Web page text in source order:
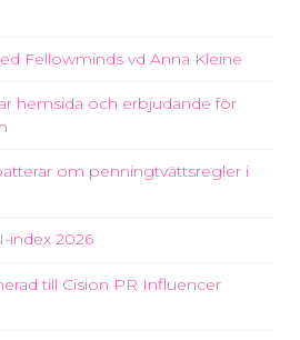
Fellowminds vd Anna Kleine
hemsida och erbjudande för
om penningtvättsregler i
index 2026
till Cision PR Influencer